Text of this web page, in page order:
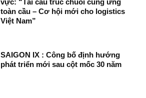
toàn cầu – Cơ hội mới cho logistics
Việt Nam”
SAIGON IX : Công bố định hướng
phát triển mới sau cột mốc 30 năm